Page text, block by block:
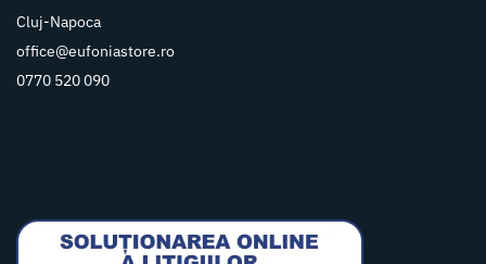
Cluj-Napoca
office@eufoniastore.ro
0770 520 090